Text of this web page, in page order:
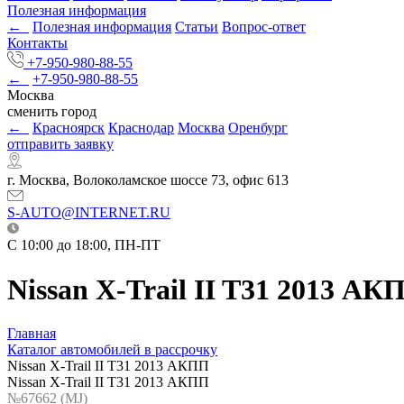
Полезная информация
←
Полезная информация Статьи Вопрос-ответ
Контакты
+7-950-980-88-55
←
+7-950-980-88-55
Москва
сменить город
←
Красноярск Краснодар Москва Оренбург
отправить заявку
г. Москва, Волоколамское шоссе 73, офис 613
S-AUTO@INTERNET.RU
C 10:00 до 18:00, ПН-ПТ
Nissan X-Trail II T31 2013
Главная
Каталог автомобилей в рассрочку
Nissan X-Trail II T31 2013 АКПП
Nissan X-Trail II T31 2013 АКПП
№67662 (МJ)